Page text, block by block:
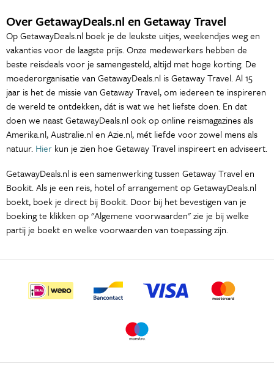
Over GetawayDeals.nl en Getaway Travel
Op GetawayDeals.nl boek je de leukste uitjes, weekendjes weg en
vakanties voor de laagste prijs. Onze medewerkers hebben de
beste reisdeals voor je samengesteld, altijd met hoge korting. De
moederorganisatie van GetawayDeals.nl is Getaway Travel. Al 15
jaar is het de missie van Getaway Travel, om iedereen te inspireren
de wereld te ontdekken, dát is wat we het liefste doen. En dat
doen we naast GetawayDeals.nl ook op online reismagazines als
Amerika.nl, Australie.nl en Azie.nl, mét liefde voor zowel mens als
natuur. Hier kun je zien hoe Getaway Travel inspireert en adviseert.
GetawayDeals.nl is een samenwerking tussen Getaway Travel en
Bookit. Als je een reis, hotel of arrangement op GetawayDeals.nl
boekt, boek je direct bij Bookit. Door bij het bevestigen van je
boeking te klikken op "Algemene voorwaarden" zie je bij welke
partij je boekt en welke voorwaarden van toepassing zijn.